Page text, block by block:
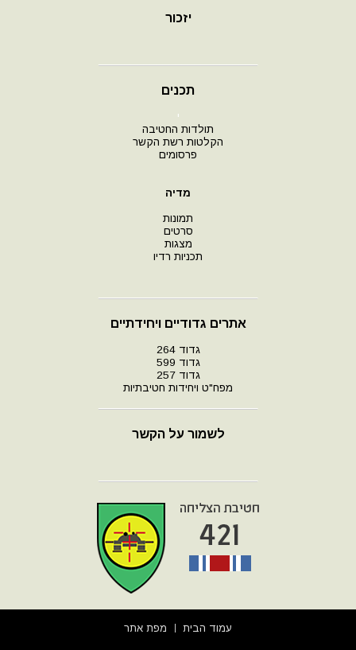
יזכור
תכנים
י
תולדות החטיבה
הקלטות רשת הקשר
פרסומים
מדיה
תמונות
סרטים
מצגות
תכניות רדיו
אתרים גדודיים ויחידתיים
גדוד 264
גדוד 599
גדוד 257
מפח"ט ויחידות חטיבתיות
לשמור על הקשר
עמוד הבית מפת אתר